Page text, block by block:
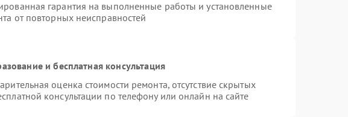
гарантия на выполненные работы и установленные
от повторных неисправностей
и бесплатная консультация
оценка стоимости ремонта, отсутствие скрытых
консультации по телефону или онлайн на сайте